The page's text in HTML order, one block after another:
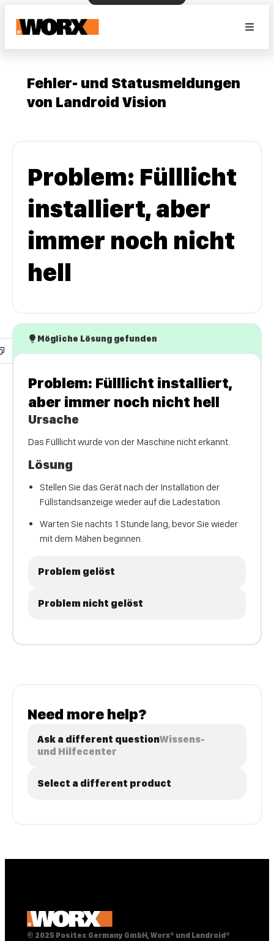
Fehler- und Statusmeldungen
von Landroid Vision
Problem: Fülllicht
installiert, aber
immer noch nicht
hell
Mögliche Lösung gefunden
Problem: Fülllicht installiert,
aber immer noch nicht hell
Ursache
Das Fülllicht wurde von der Maschine nicht erkannt.
Lösung
Stellen Sie das Gerät nach der Installation der
Füllstandsanzeige wieder auf die Ladestation.
Warten Sie nachts 1 Stunde lang, bevor Sie wieder
mit dem Mähen beginnen.
Problem gelöst
Problem nicht gelöst
Need more help?
Ask a different questionWissens-
und Hilfecenter
Select a different product
© 2025 Positec Germany GmbH, Worx® und Landroid®